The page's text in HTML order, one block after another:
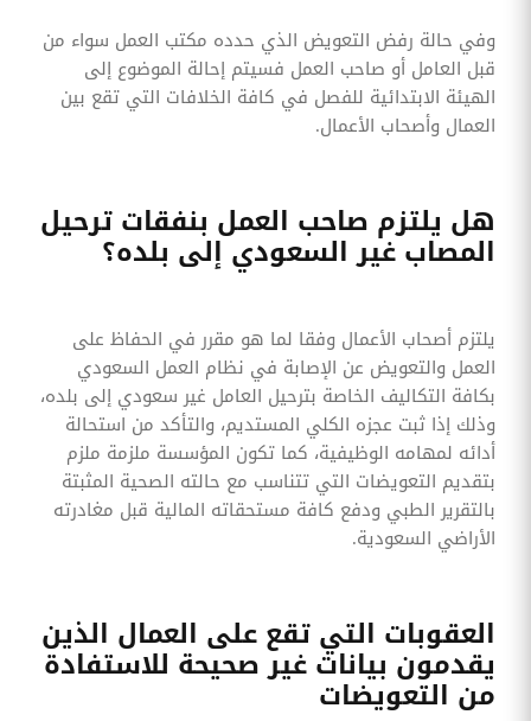
وفي حالة رفض التعويض الذي حدده مكتب العمل سواء من
قبل العامل أو صاحب العمل فسيتم إحالة الموضوع إلى
الهيئة الابتدائية للفصل في كافة الخلافات التي تقع بين
العمال وأصحاب الأعمال.
هل يلتزم صاحب العمل بنفقات ترحيل
المصاب غير السعودي إلى بلده؟
يلتزم أصحاب الأعمال وفقا لما هو مقرر في الحفاظ على
العمل والتعويض عن الإصابة في نظام العمل السعودي
بكافة التكاليف الخاصة بترحيل العامل غير سعودي إلى بلده،
وذلك إذا ثبت عجزه الكلي المستديم، والتأكد من استحالة
أدائه لمهامه الوظيفية، كما تكون المؤسسة ملزمة ملزم
بتقديم التعويضات التي تتناسب مع حالته الصحية المثبتة
بالتقرير الطبي ودفع كافة مستحقاته المالية قبل مغادرته
الأراضي السعودية.
العقوبات التي تقع على العمال الذين
يقدمون بيانات غير صحيحة للاستفادة
من التعويضات